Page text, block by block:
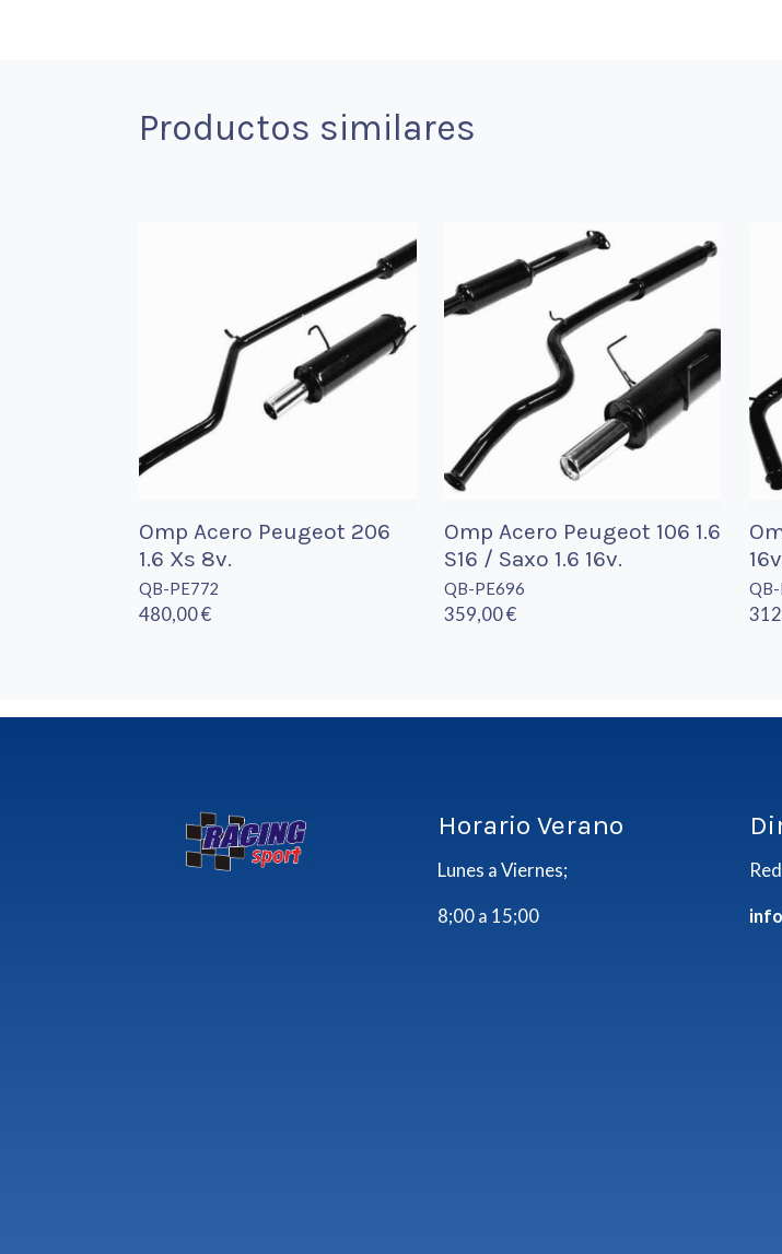
Productos similares
Omp Acero Peugeot 206
1.6 Xs 8v.
QB-PE772
480,00 €
Omp Acero Peugeot 106 1.6
S16 / Saxo 1.6 16v.
QB-PE696
359,00 €
QB-
Horario Verano
Lunes a Viernes;
8;00 a 15;00